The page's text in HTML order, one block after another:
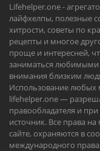
Lifehelper.one -
лайфхелпы, полезные
хитрости, советы по
рецепты и многое
проще и интересней,
заниматься любимыми
внимания близким
Использование любых
lifehelper.one —
правообладателя и
источник. Все права
сайте, охраняются в
международного